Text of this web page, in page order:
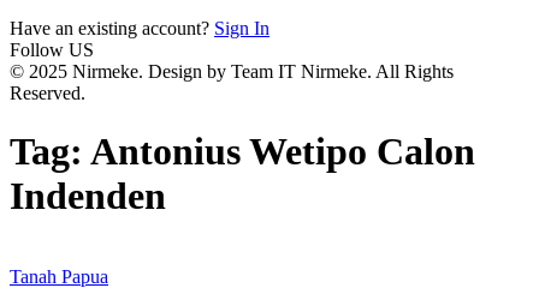
Have an existing account? Sign In
Follow US
© 2025 Nirmeke. Design by Team IT Nirmeke. All Rights
Reserved.
Tag: Antonius Wetipo Calon
Indenden
Tanah Papua